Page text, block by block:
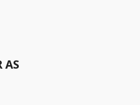
AS